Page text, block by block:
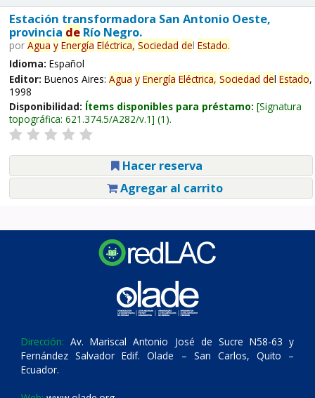
Estación transformadora San Antonio Oeste,
provincia deRío Negro.
por Agua y Energía Eléctrica, Sociedad del Estado.
Idioma: Español
Editor: Buenos Aires: Agua y Energía Eléctrica, Sociedad del Estado,
1998
Disponibilidad: Ítems disponibles para préstamo: Signatura
topográfica: 621.374.5/A282/v.1 (1).
Hacer reserva
Agregar al carrito
Dirección: Av. Mariscal Antonio José de Sucre N58-63 y
Fernández Salvador Edif. Olade – San Carlos, Quito –
Ecuador.